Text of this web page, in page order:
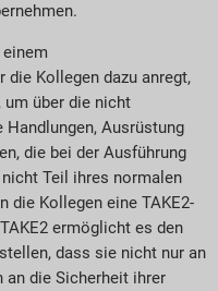
die Kollegen dazu anregt,
um über die nicht
Ausrüstung
die bei der Ausführung
Teil ihres normalen
Kollegen eine TAKE2-
ermöglicht es den
dass sie nicht nur an
an die Sicherheit ihrer